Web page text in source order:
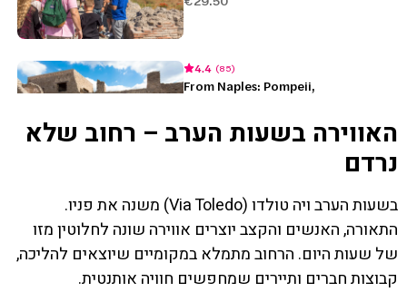
האווירה בשעות הערב – רחוב שלא
נרדם
בשעות הערב ויה טולדו (Via Toledo) משנה את פניו.
התאורה, האנשים והקצב יוצרים אווירה שונה לחלוטין מזו
של שעות היום. הרחוב מתמלא במקומיים שיוצאים להליכה,
קבוצות חברים ותיירים שמחפשים חוויה אותנטית.